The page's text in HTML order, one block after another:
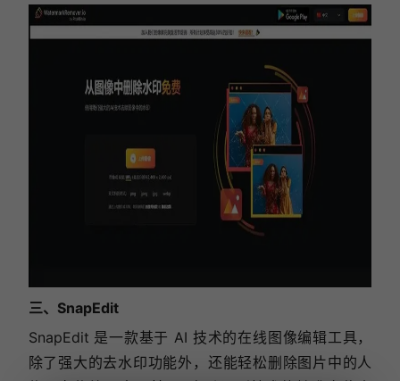
三、SnapEdit
SnapEdit 是一款基于 AI 技术的在线图像编辑工具，
除了强大的去水印功能外，还能轻松删除图片中的人